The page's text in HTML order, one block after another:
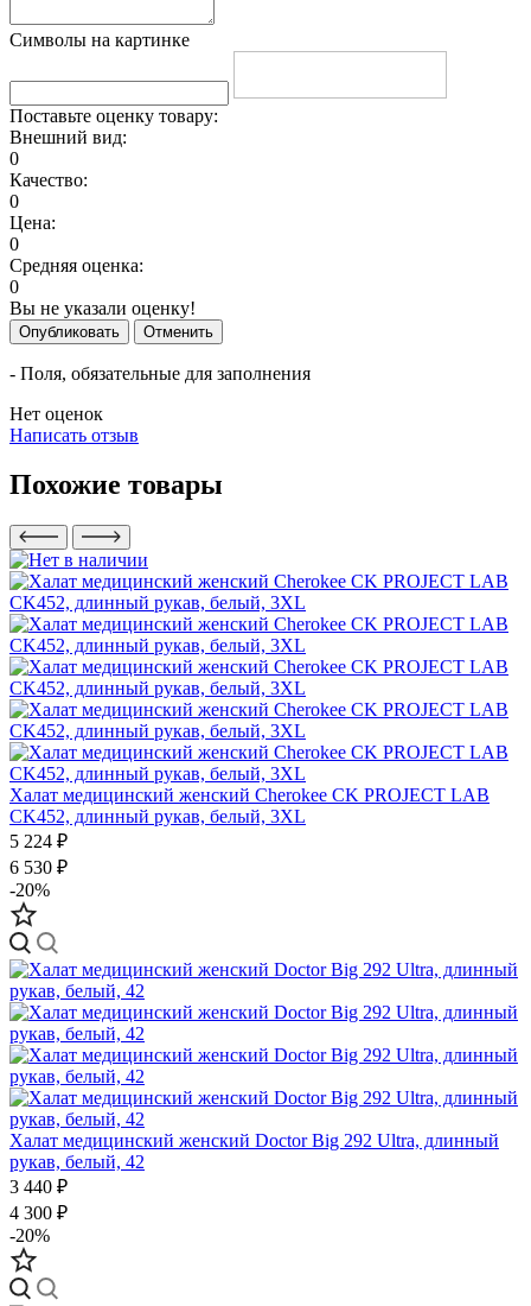
Символы на картинке
Поставьте оценку товару:
Внешний вид:
0
Качество:
0
Цена:
0
Средняя оценка:
0
Вы не указали оценку!
Опубликовать Отменить
- Поля, обязательные для заполнения
Нет оценок
Написать отзыв
Похожие товары
Халат медицинский женский Cherokee CK PROJECT LAB
CK452, длинный рукав, белый, 3XL
5 224 ₽
6 530 ₽
-20%
Халат медицинский женский Doctor Big 292 Ultra, длинный
рукав, белый, 42
3 440 ₽
4 300 ₽
-20%